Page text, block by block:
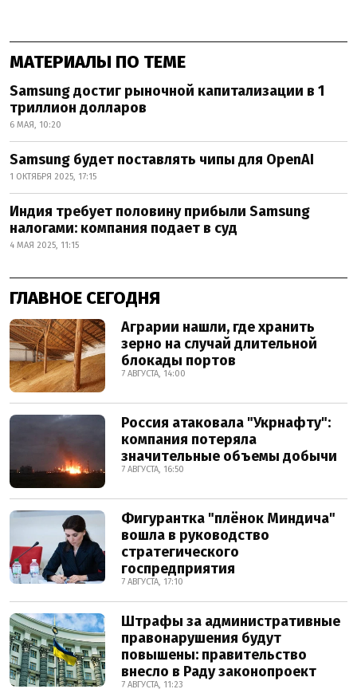
МАТЕРИАЛЫ ПО ТЕМЕ
Samsung достиг рыночной капитализации в 1
триллион долларов
6 МАЯ, 10:20
Samsung будет поставлять чипы для OpenAI
1 ОКТЯБРЯ 2025, 17:15
Индия требует половину прибыли Samsung
налогами: компания подает в суд
4 МАЯ 2025, 11:15
ГЛАВНОЕ СЕГОДНЯ
Аграрии нашли, где хранить
зерно на случай длительной
блокады портов
7 АВГУСТА, 14:00
Россия атаковала "Укрнафту":
компания потеряла
значительные объемы добычи
7 АВГУСТА, 16:50
Фигурантка "плёнок Миндича"
вошла в руководство
стратегического
госпредприятия
7 АВГУСТА, 17:10
Штрафы за административные
правонарушения будут
повышены: правительство
внесло в Раду законопроект
7 АВГУСТА, 11:23